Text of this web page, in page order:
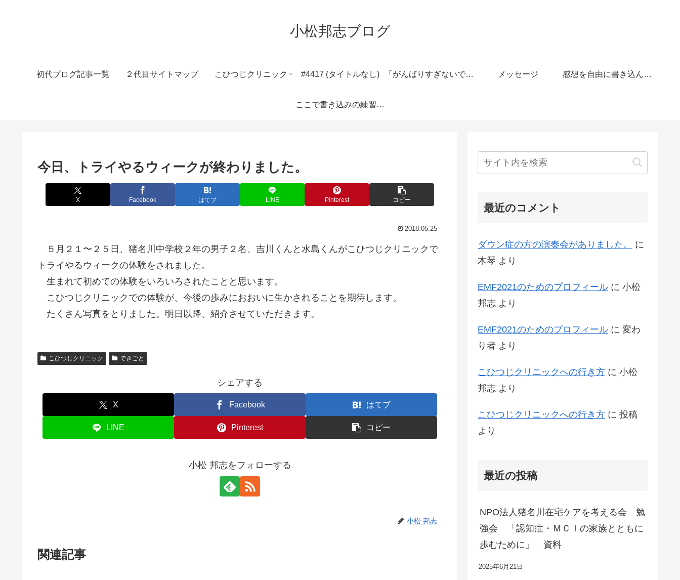
小松邦志ブログ
初代ブログ記事一覧 ２代目サイトマップ こひつじクリニック #4417 (タイトルなし) 「がんばりすぎないで」の広場 メッセージ 感想を自由に書き込んで下さい。
ここで書き込みの練習ができます。
今日、トライやるウィークが終わりました。
X Facebook はてブ LINE Pinterest コピー
2018.05.25
５月２１〜２５日、猪名川中学校２年の男子２名、吉川くんと水島くんがこひつじクリニックで
トライやるウィークの体験をされました。
生まれて初めての体験をいろいろされたことと思います。
こひつじクリニックでの体験が、今後の歩みにおおいに生かされることを期待します。
たくさん写真をとりました。明日以降、紹介させていただきます。
こひつじクリニック できごと
シェアする
X Facebook はてブ
LINE Pinterest コピー
小松 邦志をフォローする
小松 邦志
関連記事
最近のコメント
ダウン症の方の演奏会がありました。
に
木琴 より
EMF2021のためのプロフィール に 小松
邦志 より
EMF2021のためのプロフィール に 変わ
り者 より
こひつじクリニックへの行き方 に 小松
邦志 より
こひつじクリニックへの行き方 に 投稿
より
最近の投稿
NPO法人猪名川在宅ケアを考える会 勉
強会 「認知症・ＭＣＩの家族とともに
歩むために」 資料
2025年6月21日